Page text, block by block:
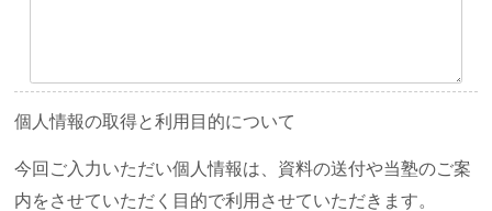
個人情報の取得と利用目的について
今回ご入力いただい個人情報は、資料の送付や当塾のご案
内をさせていただく目的で利用させていただきます。